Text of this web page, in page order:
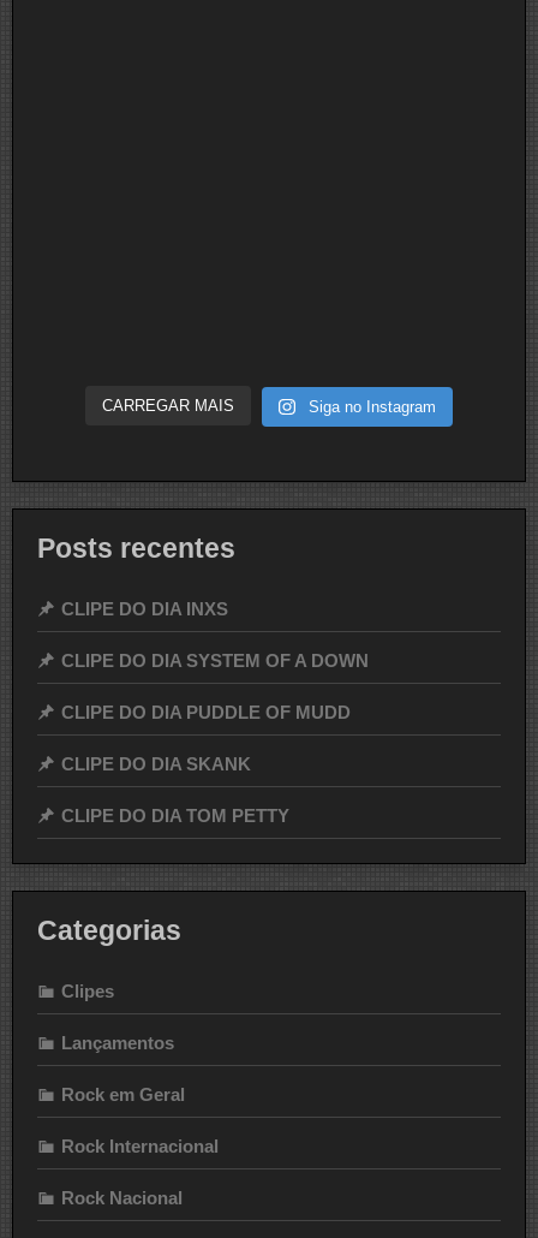
CARREGAR MAIS Siga no Instagram
Posts recentes
CLIPE DO DIA INXS
CLIPE DO DIA SYSTEM OF A DOWN
CLIPE DO DIA PUDDLE OF MUDD
CLIPE DO DIA SKANK
CLIPE DO DIA TOM PETTY
Categorias
Clipes
Lançamentos
Rock em Geral
Rock Internacional
Rock Nacional